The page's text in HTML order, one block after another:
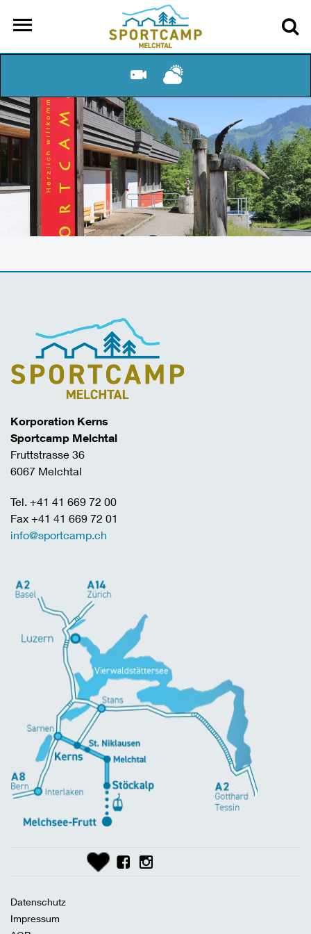
Korporation Kerns
Sportcamp Melchtal
Fruttstrasse 36
6067 Melchtal
Tel. +41 41 669 72 00
Fax +41 41 669 72 01
info@sportcamp.ch
Datenschutz
Impressum